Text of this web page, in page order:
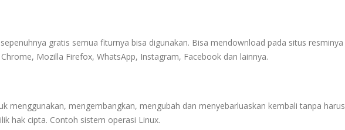
gratis semua fiturnya bisa digunakan. Bisa mendownload pada situs resminya
Mozilla Firefox, WhatsApp, Instagram, Facebook dan lainnya.
menggunakan, mengembangkan, mengubah dan menyebarluaskan kembali tanpa harus
hak cipta. Contoh sistem operasi Linux.